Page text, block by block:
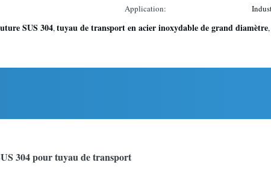
Application:
SUS 304,tuyau de transport en acier inoxydable de grand diamètre,
304 pour tuyau de transport